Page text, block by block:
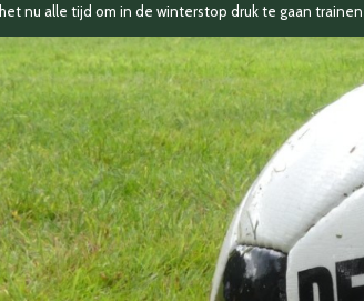
het nu alle tijd om in de winterstop druk te gaan